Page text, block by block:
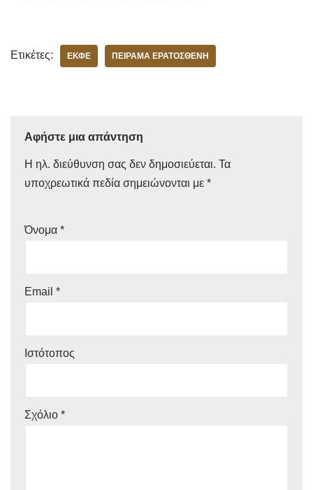
Ετικέτες: ΕΚΦΕ ΠΕΊΡΑΜΑ ΕΡΑΤΟΣΘΈΝΗ
Αφήστε μια απάντηση
Η ηλ. διεύθυνση σας δεν δημοσιεύεται. Τα
υποχρεωτικά πεδία σημειώνονται με *
Όνομα *
Email *
Ιστότοπος
Σχόλιο *